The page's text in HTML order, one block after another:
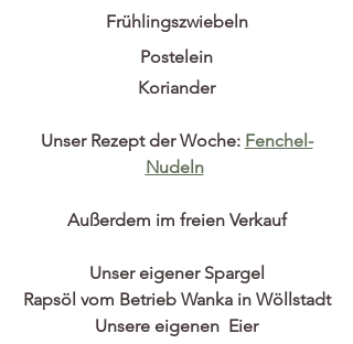
Frühlingszwiebeln
Postelein
Koriander
Unser Rezept der Woche: Fenchel-
Nudeln
Außerdem im freien Verkauf
Unser eigener Spargel
Rapsöl vom Betrieb Wanka in Wöllstadt
Unsere eigenen  Eier